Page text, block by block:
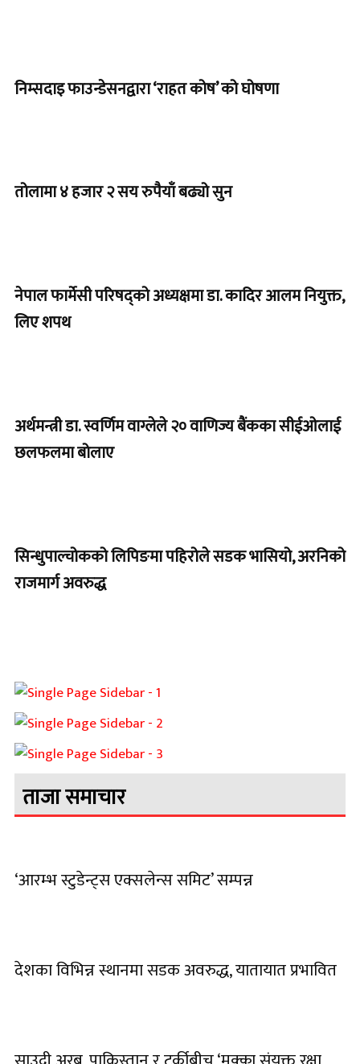
निम्सदाइ फाउन्डेसनद्वारा ‘राहत कोष’ को घोषणा
तोलामा ४ हजार २ सय रुपैयाँ बढ्यो सुन
नेपाल फार्मेसी परिषद्को अध्यक्षमा डा. कादिर आलम नियुक्त,
लिए शपथ
अर्थमन्त्री डा. स्वर्णिम वाग्लेले २० वाणिज्य बैंकका सीईओलाई
छलफलमा बोलाए
सिन्धुपाल्चोकको लिपिङमा पहिरोले सडक भासियो, अरनिको
राजमार्ग अवरुद्ध
ताजा समाचार
‘आरम्भ स्टुडेन्ट्स एक्सलेन्स समिट’ सम्पन्न
देशका विभिन्न स्थानमा सडक अवरुद्ध, यातायात प्रभावित